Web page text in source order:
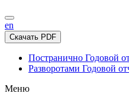
en
Скачать PDF
Постранично Годовой
Разворотами Годовой
Меню